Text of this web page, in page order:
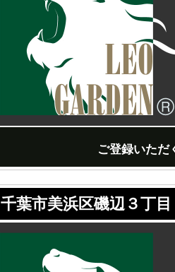
ご登録いただ
千葉市美浜区磯辺３丁